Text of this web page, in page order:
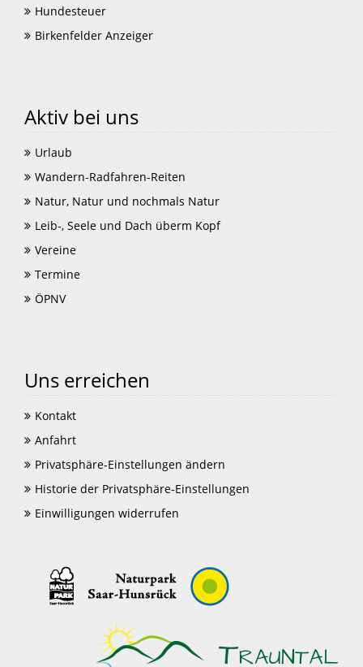
Hundesteuer
Birkenfelder Anzeiger
Aktiv bei uns
Urlaub
Wandern-Radfahren-Reiten
Natur, Natur und nochmals Natur
Leib-, Seele und Dach überm Kopf
Vereine
Termine
ÖPNV
Uns erreichen
Kontakt
Anfahrt
Privatsphäre-Einstellungen ändern
Historie der Privatsphäre-Einstellungen
Einwilligungen widerrufen